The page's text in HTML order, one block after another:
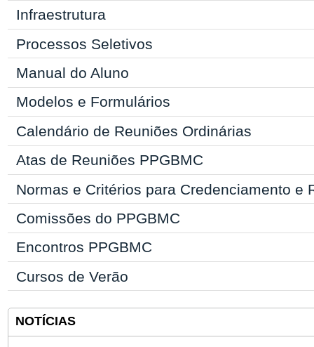
Infraestrutura
Processos Seletivos
Manual do Aluno
Modelos e Formulários
Calendário de Reuniões Ordinárias
Atas de Reuniões PPGBMC
Normas e Critérios para Credenciamento e
Comissões do PPGBMC
Encontros PPGBMC
Cursos de Verão
NOTÍCIAS